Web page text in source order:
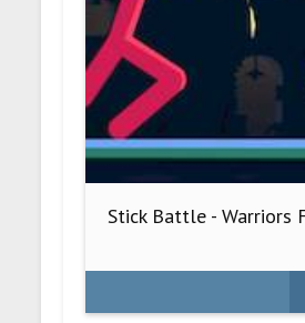
Stick Battle - Warriors